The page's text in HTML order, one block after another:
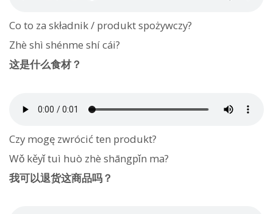
Co to za składnik / produkt spożywczy?
Zhè shì shénme shí cái?
这是什么食材？
Czy mogę zwrócić ten produkt?
Wǒ kěyǐ tuì huò zhè shāngpǐn ma?
我可以退货这商品吗？